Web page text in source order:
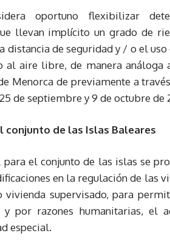
oportuno flexibilizar
llevan implícito un grado de
distancia de seguridad y / o el
al aire libre, de manera análoga
Menorca de previamente a
de septiembre y 9 de octubre de
conjunto de las Islas Baleares
para el conjunto de las islas se
en la regulación de las
supervisado, para
por razones humanitarias, el
especial.